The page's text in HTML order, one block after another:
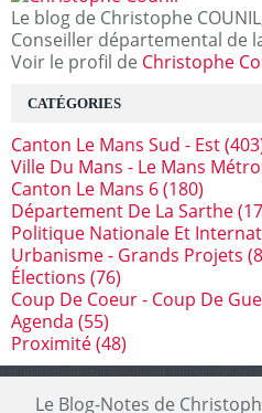
Le blog de Christophe
Conseiller départemental de
Voir le profil de Christophe
CATÉGORIES
Canton Le Mans Sud - Est
Ville Du Mans - Le Mans
Canton Le Mans 6(180)
Département De La Sarthe
Politique Nationale Et
Urbanisme - Grands Projets
Élections (76)
Coup De Coeur - Coup De
Agenda (55)
Proximité(48)
Le Blog-Notes de